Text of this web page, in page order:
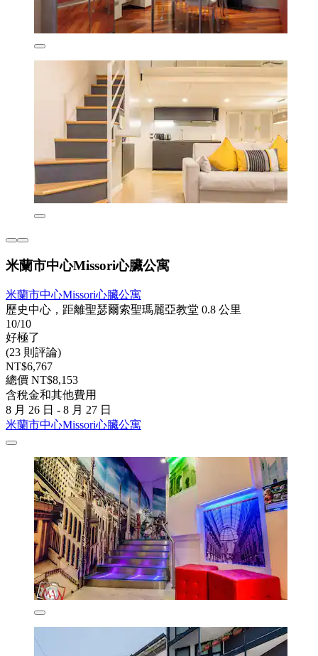
米蘭市中心Missori心臟公寓
米蘭市中心Missori心臟公寓
歷史中心，距離聖瑟爾索聖瑪麗亞教堂 0.8 公里
10/10
好極了
(23 則評論)
NT$6,767
總價 NT$8,153
含稅金和其他費用
8 月 26 日 - 8 月 27 日
米蘭市中心Missori心臟公寓